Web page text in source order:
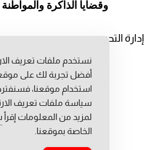
وقضايا الذاكرة والمواطنة
إدارة التحرير
رئيس التحرير: عبد
رئيس التحرير
مديرة التحرير:
نستخدم ملفات تعريف
أفضل تجربة لك على
استخدام موقعنا،
سياسة ملفات تعريف
لمزيد من المعلومات إقرأ
الخاصة بموقعنا.